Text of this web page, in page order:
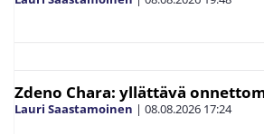
Zdeno Chara: yllättävä
Lauri Saastamoinen | 08.08.2026 17:24